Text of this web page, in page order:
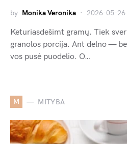
by Monika Veronika 2026-05-26
Keturiasdešimt gramų. Tiek
granolos porcija. Ant delno —
vos pusė puodelio. O…
M MITYBA